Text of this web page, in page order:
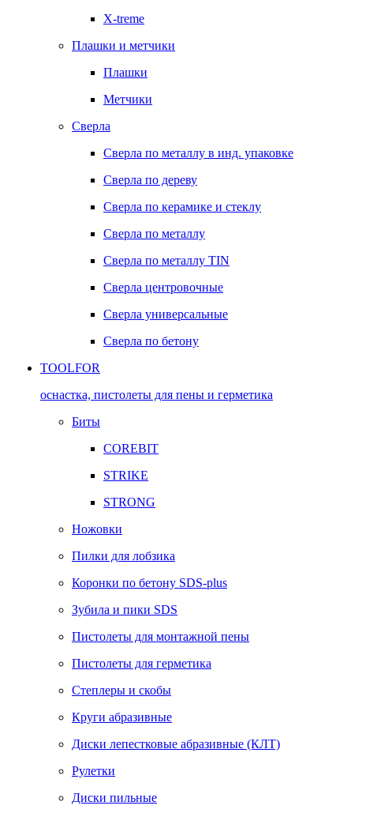
X-treme
Плашки и метчики
Плашки
Метчики
Сверла
Сверла по металлу в инд. упаковке
Сверла по дереву
Сверла по керамике и стеклу
Сверла по металлу
Сверла по металлу TIN
Сверла центровочные
Сверла универсальные
Сверла по бетону
TOOLFOR
оснастка, пистолеты для пены и герметика
Биты
COREBIT
STRIKE
STRONG
Ножовки
Пилки для лобзика
Коронки по бетону SDS-plus
Зубила и пики SDS
Пистолеты для монтажной пены
Пистолеты для герметика
Степлеры и скобы
Круги абразивные
Диски лепестковые абразивные (КЛТ)
Рулетки
Диски пильные